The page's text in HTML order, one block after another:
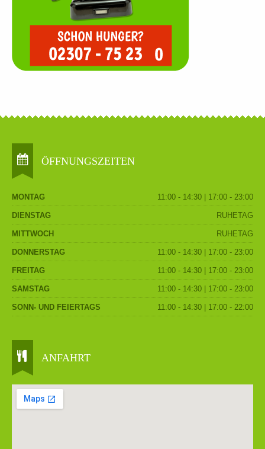
ÖFFNUNGSZEITEN
MONTAG 11:00 - 14:30 | 17:00 - 23:00
DIENSTAG RUHETAG
MITTWOCH RUHETAG
DONNERSTAG 11:00 - 14:30 | 17:00 - 23:00
FREITAG 11:00 - 14:30 | 17:00 - 23:00
SAMSTAG 11:00 - 14:30 | 17:00 - 23:00
SONN- UND FEIERTAGS 11:00 - 14:30 | 17:00 - 22:00
ANFAHRT